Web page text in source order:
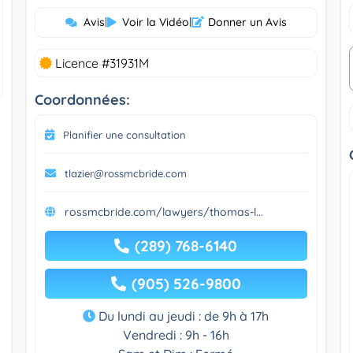
Avis| Voir la Vidéo| Donner un Avis
Licence #31931M
Coordonnées:
Planifier une consultation
tlazier@rossmcbride.com
rossmcbride.com/lawyers/thomas-l...
(289) 768-6140
(905) 526-9800
Du lundi au jeudi : de 9h à 17h
Vendredi : 9h - 16h